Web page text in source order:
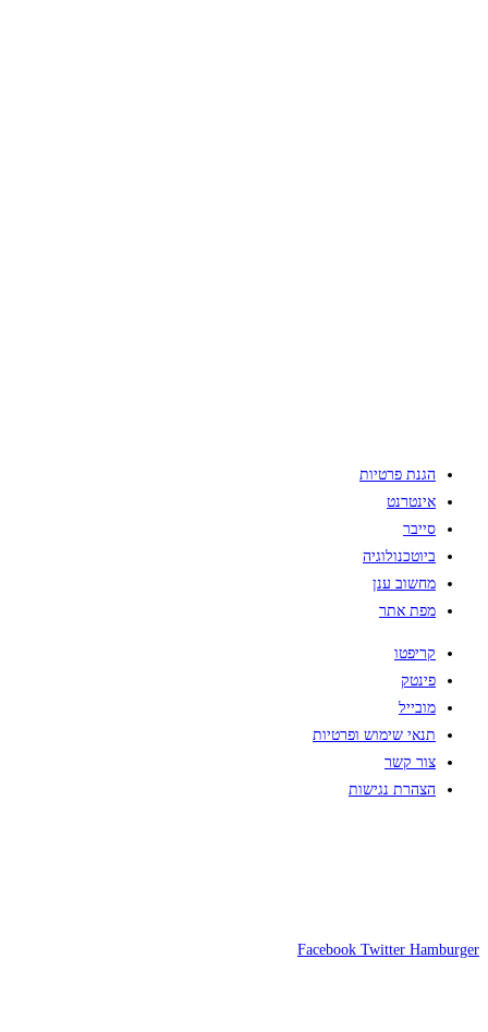
הגנת פרטיות
אינטרנט
סייבר
ביוטכנולוגיה
מחשוב ענן
מפת אתר
קריפטו
פינטק
מובייל
תנאי שימוש ופרטיות
צור קשר
הצהרת נגישות
Facebook Twitter Hamburger